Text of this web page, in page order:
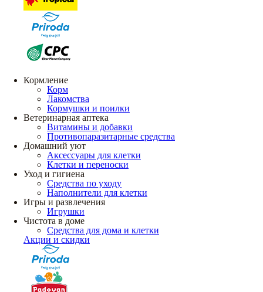
Кормление
Корм
Лакомства
Кормушки и поилки
Ветеринарная аптека
Витамины и добавки
Противопаразитарные средства
Домашний уют
Аксессуары для клетки
Клетки и переноски
Уход и гигиена
Средства по уходу
Наполнители для клетки
Игры и развлечения
Игрушки
Чистота в доме
Средства для дома и клетки
Акции и скидки